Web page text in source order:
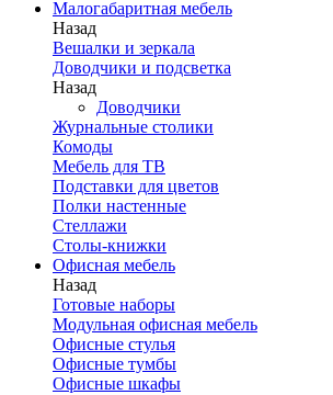
Малогабаритная мебель
Назад
Вешалки и зеркала
Доводчики и подсветка
Назад
Доводчики
Журнальные столики
Комоды
Мебель для ТВ
Подставки для цветов
Полки настенные
Стеллажи
Столы-книжки
Офисная мебель
Назад
Готовые наборы
Модульная офисная мебель
Офисные стулья
Офисные тумбы
Офисные шкафы